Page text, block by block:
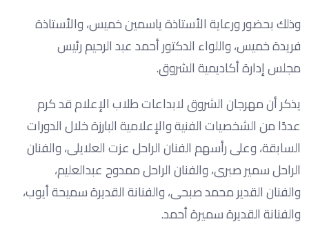
وذلك بحضور ورعاية الأستاذة ياسمين خميس، والأستاذة
فريدة خميس، واللواء الدكتور أحمد عبد الرحيم رئيس
مجلس إدارة أكاديمية الشروق.
يذكر أن مهرجان الشروق لابداعات طلاب الإعلام قد كرم
عددًا من الشخصيات الفنية والإعلامية البارزة خلال الدورات
السابقة، وعلى رأسهم الفنان الراحل عزت العلايلى، والفنان
الراحل سمير صبرى، والفنان الراحل ممدوح عبدالعليم،
والفنان القدير محمد صبحى، والفنانة القديرة سميحة أيوب،
والفنانة القديرة سميرة أحمد.